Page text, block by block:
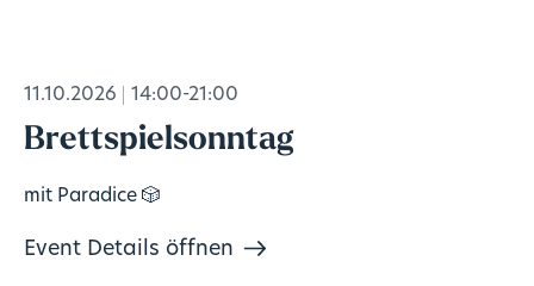
11.10.2026 14:00-21:00
Brettspielsonntag
mit Paradice 🎲
Event Details öffnen